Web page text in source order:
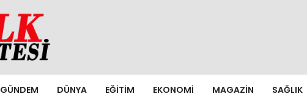
GÜNDEM DÜNYA EĞITIM EKONOMI MAGAZIN SAĞLIK